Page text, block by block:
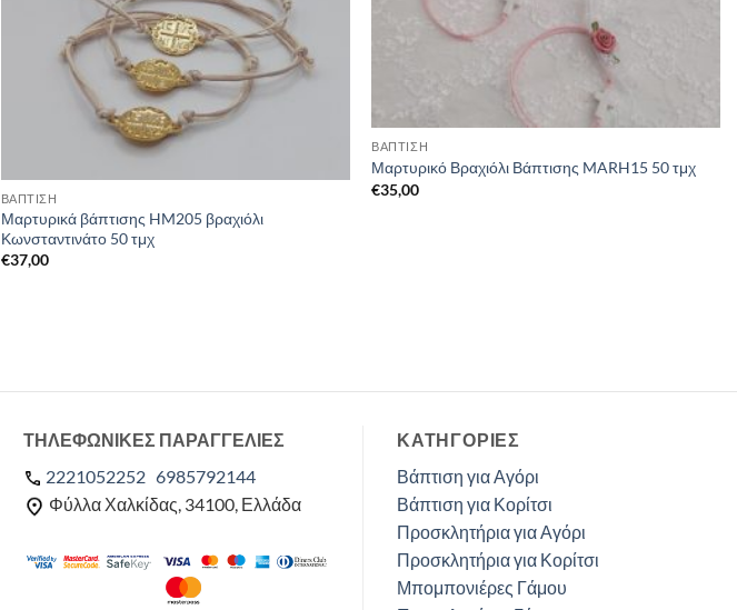
ΒΑΠΤΙΣΗ
Μαρτυρικά βάπτισης HM205 βραχιόλι
Κωνσταντινάτο 50 τμχ
€37,00
ΒΑΠΤΙΣΗ
Μαρτυρικό Βραχιόλι Βάπτισης MARH15 50 τμχ
€35,00
ΤΗΛΕΦΩΝΙΚΕΣ ΠΑΡΑΓΓΕΛΙΕΣ
2221052252 6985792144
Φύλλα Χαλκίδας, 34100, Ελλάδα
ΚΑΤΗΓΟΡΊΕΣ
Βάπτιση για Αγόρι
Βάπτιση για Κορίτσι
Προσκλητήρια για Αγόρι
Προσκλητήρια για Κορίτσι
Μπομπονιέρες Γάμου